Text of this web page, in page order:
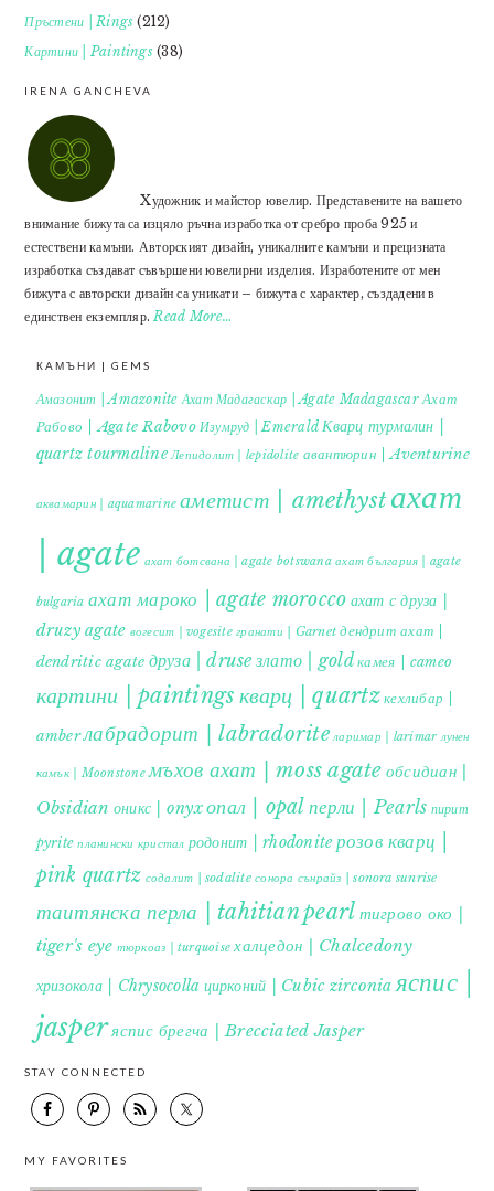
Пръстени | Rings (212)
Картини | Paintings(38)
IRENA GANCHEVA
Xудожник и майстор ювелир. Представените на вашето
внимание бижута са изцяло ръчна изработка от сребро проба 925 и
естествени камъни. Авторският дизайн, уникалните камъни и прецизната
изработка създават съвършени ювелирни изделия. Изработените от мен
бижута с авторски дизайн са уникати – бижута с характер, създадени в
единствен екземпляр.Read More…
КАМЪНИ | GEMS
Амазонит | Amazonite Ахат Мадагаскар | Agate Madagascar Ахат
Рабово | Agate Rabovo Изумруд | Emerald Кварц турмалин |
quartz tourmaline Лепидолит | lepidolite авантюрин | Aventurine
аквамарин | aquamarine аметист | amethystахат
| agate ахат ботсвана | agate botswana ахат българия | agate
bulgaria ахат мароко | agate morocco ахат с друза |
druzy agate вогесит | vogesite гранати | Garnet дендрит ахат |
dendritic agate друза | druse злато | gold камея | cameo
картини | paintings кварц | quartzкехлибар |
amberлабрадорит | labradorite ларимар | larimar лунен
камък | Moonstone мъхов ахат | moss agate обсидиан |
Obsidian оникс | onyxопал | opal перли | Pearls пирит |
pyrite планински кристал родонит | rhodonite розов кварц |
pink quartz содалит | sodalite сонора сънрайз | sonora sunrise
таитянска перла | tahitian pearl тигрово око |
tiger's eye тюркоаз | turquoise халцедон | Chalcedony
хризокола | Chrysocolla цирконий | Cubic zirconia яспис |
jasperяспис брегча | Brecciated Jasper
STAY CONNECTED
MY FAVORITES